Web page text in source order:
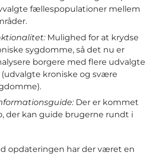
fællespopulationer mellem
Mulighed for at krydse
sygdomme, så det nu er
borgere med flere udvalgte
kroniske og svære
Der er kommet
der kan guide brugerne rundt i
opdateringen har der været en